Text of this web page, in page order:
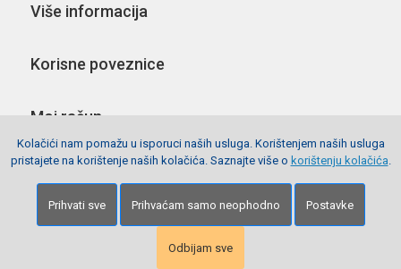
Više informacija
Korisne poveznice
Moj račun
Pratite nas
Copyright © 2026 Webshop Papirnica. Sva prava pridržana. Izrada stranica
Net plus d.o.o.
Kolačići nam pomažu u isporuci naših usluga. Korištenjem naših usluga
pristajete na korištenje naših kolačića. Saznajte više o korištenju kolačića.
Prihvati sve Prihvaćam samo neophodno Postavke
Odbijam sve